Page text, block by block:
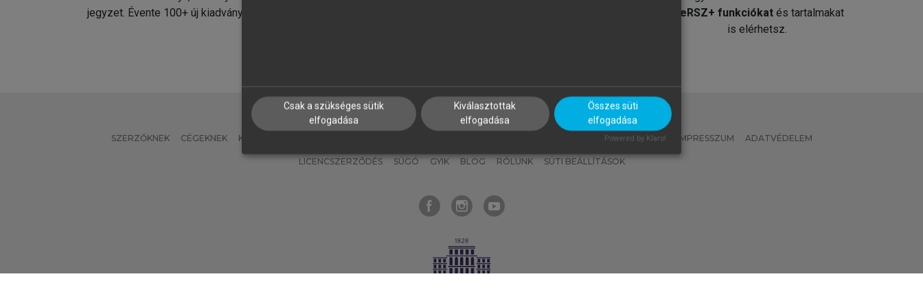
jegyzet. Évente 100+ új kiadvány.
MeRSZ+ funkciókat és tartalmakat
is elérhetsz.
SZERZŐKNEK CÉGEKNEK KÖNYVTÁROSOKNAK MI – ÁLTALÁNOS IRÁNYELVEK IMPRESSZUM ADATVÉDELEM
LICENCSZERZŐDÉS SÚGÓ GYIK BLOG RÓLUNK SÜTI BEÁLLÍTÁSOK
Csak a szükséges sütik
elfogadása
Kiválasztottak
elfogadása
Összes süti
elfogadása
Powered by Klaro!